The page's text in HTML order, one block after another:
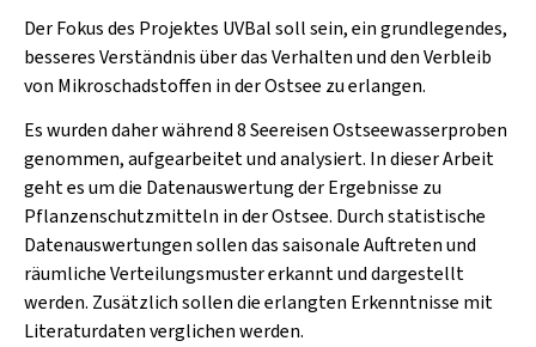
Der Fokus des Projektes UVBal soll sein, ein grundlegendes,
besseres Verständnis über das Verhalten und den Verbleib
von Mikroschadstoffen in der Ostsee zu erlangen.
Es wurden daher während 8 Seereisen Ostseewasserproben
genommen, aufgearbeitet und analysiert. In dieser Arbeit
geht es um die Datenauswertung der Ergebnisse zu
Pflanzenschutzmitteln in der Ostsee. Durch statistische
Datenauswertungen sollen das saisonale Auftreten und
räumliche Verteilungsmuster erkannt und dargestellt
werden. Zusätzlich sollen die erlangten Erkenntnisse mit
Literaturdaten verglichen werden.